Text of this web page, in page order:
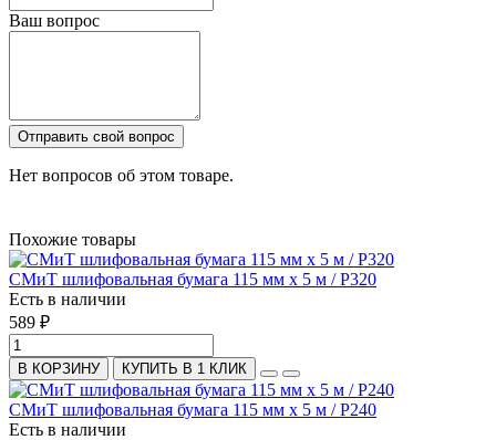
Ваш вопрос
Отправить свой вопрос
Нет вопросов об этом товаре.
Похожие товары
СМиТ шлифовальная бумага 115 мм х 5 м / P320
Есть в наличии
589 ₽
В КОРЗИНУ КУПИТЬ В 1 КЛИК
СМиТ шлифовальная бумага 115 мм х 5 м / P240
Есть в наличии